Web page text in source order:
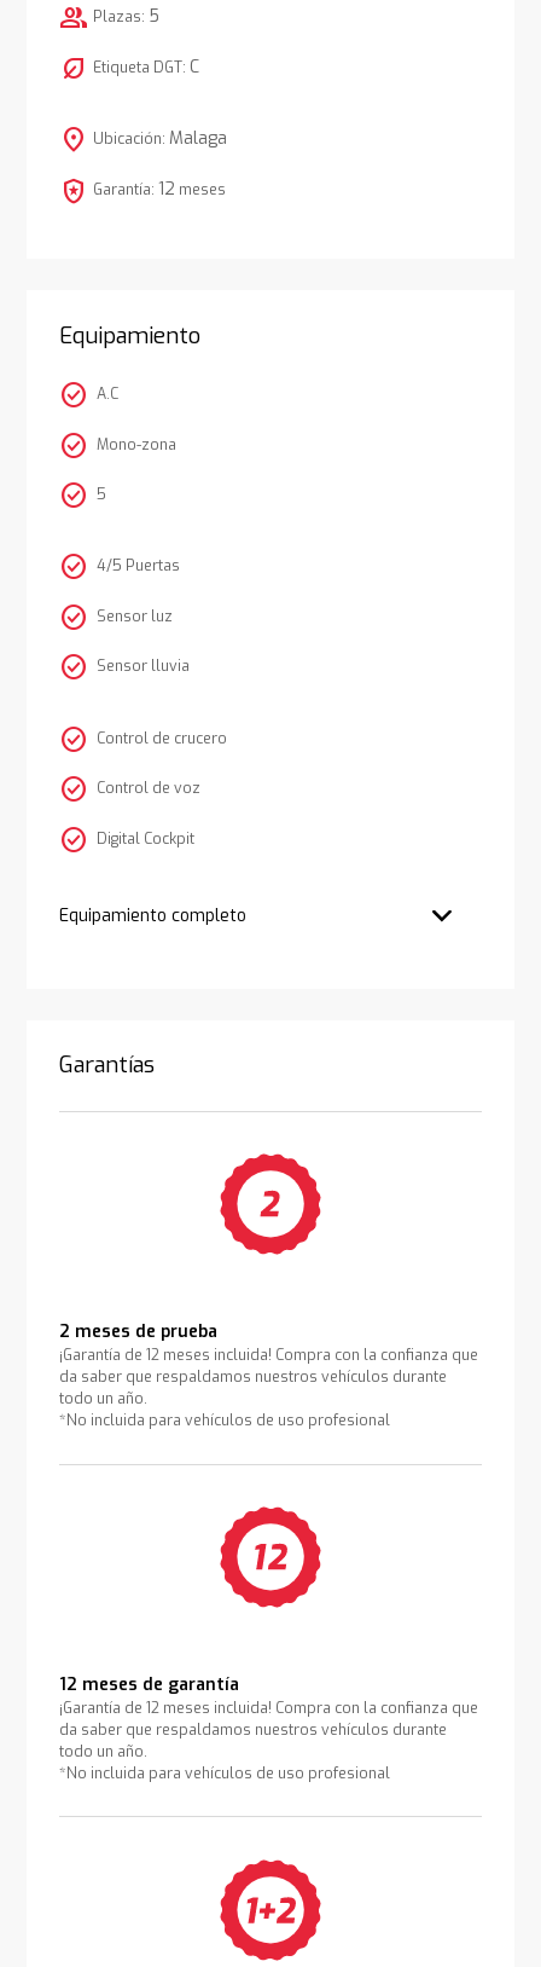
group Plazas: 5
nest_eco_leaf Etiqueta DGT: C
location_on Ubicación: Malaga
local_police Garantía: 12 meses
Equipamiento
check_circle A.C
check_circle Mono-zona
check_circle 5
check_circle 4/5 Puertas
check_circle Sensor luz
check_circle Sensor lluvia
check_circle Control de crucero
check_circle Control de voz
check_circle Digital Cockpit
Equipamiento completo
Garantías
2 meses de prueba
¡Garantía de 12 meses incluida! Compra con la confianza que
da saber que respaldamos nuestros vehículos durante
todo un año.
*No incluida para vehículos de uso profesional
12 meses de garantía
¡Garantía de 12 meses incluida! Compra con la confianza que
da saber que respaldamos nuestros vehículos durante
todo un año.
*No incluida para vehículos de uso profesional